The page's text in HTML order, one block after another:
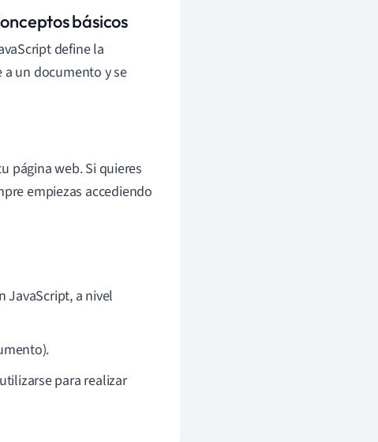
básicos
define la
un documento y se
página web. Si quieres
empiezas accediendo
JavaScript, a nivel
para realizar